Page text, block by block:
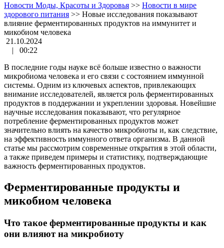
Новости Моды, Красоты и Здоровья >> Новости в мире
здорового питания >> Новые исследования показывают
влияние ферментированных продуктов на иммунитет и
микобиом человека
21.10.2024
|
00:22
В последние годы науке всё больше известно о важности
микробиома человека и его связи с состоянием иммунной
системы. Одним из ключевых аспектов, привлекающих
внимание исследователей, является роль ферментированных
продуктов в поддержании и укреплении здоровья. Новейшие
научные исследования показывают, что регулярное
потребление ферментированных продуктов может
значительно влиять на качество микробиоты и, как следствие,
на эффективность иммунного ответа организма. В данной
статье мы рассмотрим современные открытия в этой области,
а также приведем примеры и статистику, подтверждающие
важность ферментированных продуктов.
Ферментированные продукты и
микобиом человека
Что такое ферментированные продукты и как
они влияют на микробиоту